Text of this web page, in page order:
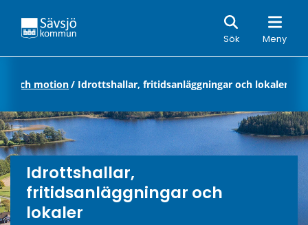
Sök Meny
Sök
och motion/ Idrottshallar, fritidsanläggningar och lokaler
Idrottshallar,
fritidsanläggningar och
lokaler